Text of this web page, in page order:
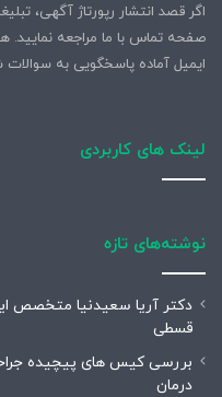
اگر قصد انتشار رپورتاژ آگهی،
صفحه تماس با ما مراجعه نمایید.
ایمیل آماده پاسخگویی به
لینک های کاربردی
نوشته‌های تازه
دکتر آریا سعیدنیا متخصص
قسطی
بررسی کیس های پیچیده
درمان